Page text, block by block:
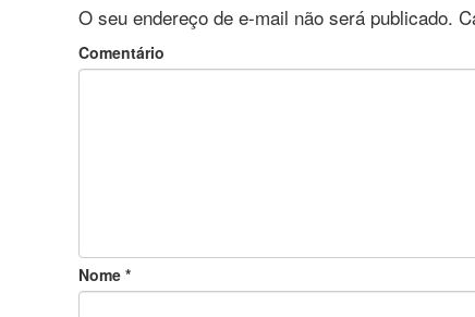
O seu endereço de e-mail não será publicado.
Comentário
Nome *